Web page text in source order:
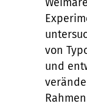
von
und